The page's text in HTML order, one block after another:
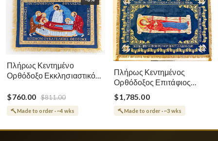
Πλήρως Κεντημένο
Ορθόδοξο Εκκλησιαστικό
Θεοτόκου
$760.00 $811.00
Made to order · ~4 wks
Πλήρως Κεντημένος
Ορθόδοξος Επιτάφιος
Κοίμησης
$1,785.00
Made to order · ~3 wks